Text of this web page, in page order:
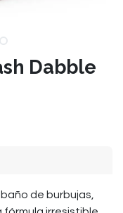
Dabble
de burbujas,